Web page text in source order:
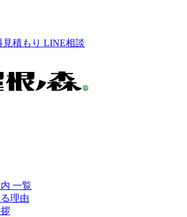
見積もり LINE相談
一覧
理由